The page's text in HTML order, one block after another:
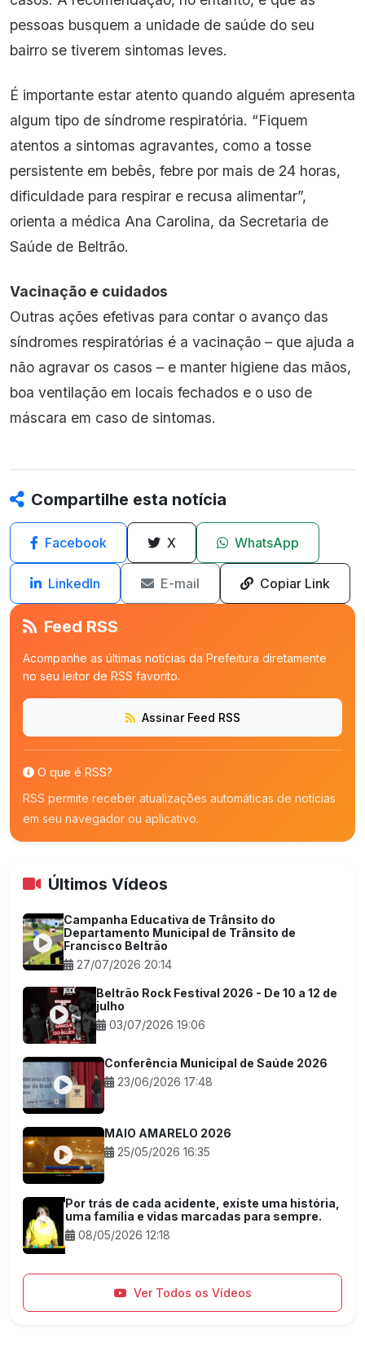
pessoas busquem a unidade de saúde do seu
bairro se tiverem sintomas leves.
É importante estar atento quando alguém apresenta
algum tipo de síndrome respiratória. “Fiquem
atentos a sintomas agravantes, como a tosse
persistente em bebês, febre por mais de 24 horas,
dificuldade para respirar e recusa alimentar”,
orienta a médica Ana Carolina, da Secretaria de
Saúde de Beltrão.
Vacinação e cuidados
Outras ações efetivas para contar o avanço das
síndromes respiratórias é a vacinação – que ajuda a
não agravar os casos – e manter higiene das mãos,
boa ventilação em locais fechados e o uso de
máscara em caso de sintomas.
Compartilhe esta notícia
Facebook X WhatsApp
LinkedIn E-mail Copiar Link
Feed RSS
Acompanhe as últimas notícias da Prefeitura diretamente
no seu leitor de RSS favorito.
Assinar Feed RSS
O que é RSS?
RSS permite receber atualizações automáticas de notícias
em seu navegador ou aplicativo.
Últimos Vídeos
Campanha Educativa de Trânsito do
Departamento Municipal de Trânsito de
Francisco Beltrão
27/07/2026 20:14
Beltrão Rock Festival 2026 - De 10 a 12 de
julho
03/07/2026 19:06
Conferência Municipal de Saúde 2026
23/06/2026 17:48
MAIO AMARELO 2026
25/05/2026 16:35
Por trás de cada acidente, existe uma história,
uma família e vidas marcadas para sempre.
08/05/2026 12:18
Ver Todos os Vídeos